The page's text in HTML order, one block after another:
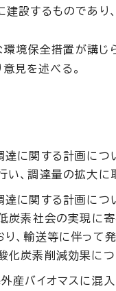
設するものであ
境保全措置が講じ
見を述べる。
に関する計画に
、調達量の拡大に
に関する計画につ
炭素社会の実現に
、輸送等に伴って
炭素削減効果につ
産バイオマスに混